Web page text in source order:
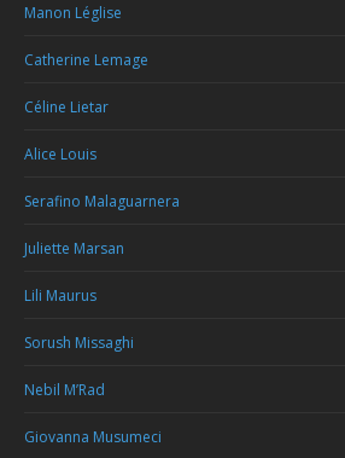
Manon Léglise
Catherine Lemage
Céline Lietar
Alice Louis
Serafino Malaguarnera
Juliette Marsan
Lili Maurus
Sorush Missaghi
Nebil M’Rad
Giovanna Musumeci